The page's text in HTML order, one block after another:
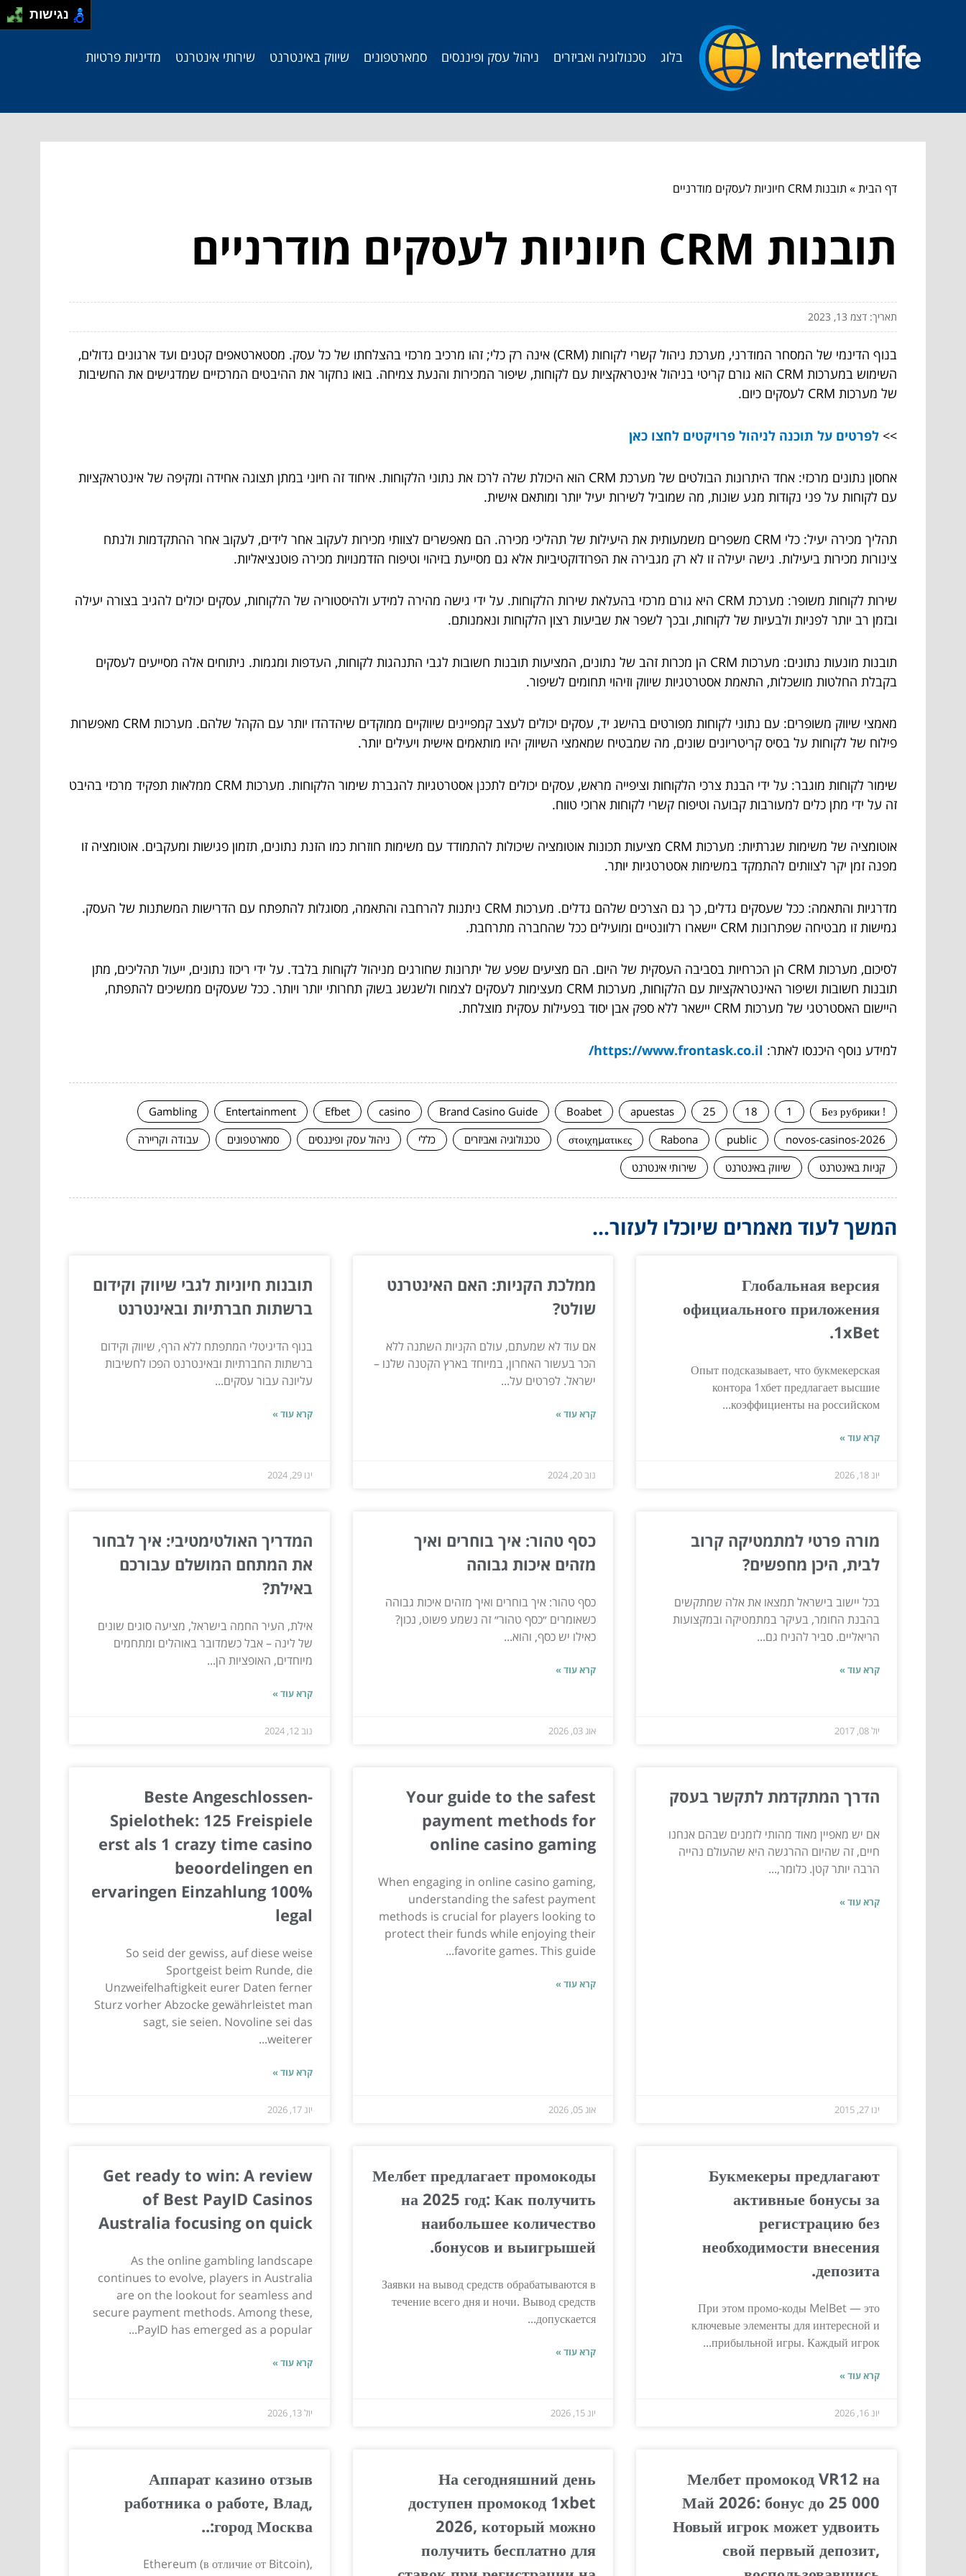
בלוג טכנולוגיה ואביזרים ניהול עסק ופיננסים סמארטפונים שיווק באינטרנט שירותי אינטרנט מדיניות פרטיות
דף הבית» תובנות CRM חיוניות לעסקים מודרניים
תובנות CRM חיוניות לעסקים מודרניים
תאריך: דצמ 13, 2023
בנוף הדינמי של המסחר המודרני, מערכת ניהול קשרי לקוחות (CRM) אינה רק כלי; זהו מרכיב מרכזי בהצלחתו של כל עסק. מסטארטאפים קטנים ועד ארגונים גדולים,
השימוש במערכות CRM הוא גורם קריטי בניהול אינטראקציות עם לקוחות, שיפור המכירות והנעת צמיחה. בואו נחקור את ההיבטים המרכזיים שמדגישים את החשיבות
של מערכות CRM לעסקים כיום.
>> לפרטים על תוכנה לניהול פרויקטים לחצו כאן
אחסון נתונים מרכזי: אחד היתרונות הבולטים של מערכת CRM הוא היכולת שלה לרכז את נתוני הלקוחות. איחוד זה חיוני במתן תצוגה אחידה ומקיפה של אינטראקציות
עם לקוחות על פני נקודות מגע שונות, מה שמוביל לשירות יעיל יותר ומותאם אישית.
תהליך מכירה יעיל: כלי CRM משפרים משמעותית את היעילות של תהליכי מכירה. הם מאפשרים לצוותי מכירות לעקוב אחר לידים, לעקוב אחר ההתקדמות ולנתח
צינורות מכירות ביעילות. גישה יעילה זו לא רק מגבירה את הפרודוקטיביות אלא גם מסייעת בזיהוי וטיפוח הזדמנויות מכירה פוטנציאליות.
שירות לקוחות משופר: מערכת CRM היא גורם מרכזי בהעלאת שירות הלקוחות. על ידי גישה מהירה למידע ולהיסטוריה של הלקוחות, עסקים יכולים להגיב בצורה יעילה
ובזמן רב יותר לפניות ולבעיות של לקוחות, ובכך לשפר את שביעות רצון הלקוחות ונאמנותם.
תובנות מונעות נתונים: מערכות CRM הן מכרות זהב של נתונים, המציעות תובנות חשובות לגבי התנהגות לקוחות, העדפות ומגמות. ניתוחים אלה מסייעים לעסקים
בקבלת החלטות מושכלות, התאמת אסטרטגיות שיווק וזיהוי תחומים לשיפור.
מאמצי שיווק משופרים: עם נתוני לקוחות מפורטים בהישג יד, עסקים יכולים לעצב קמפיינים שיווקיים ממוקדים שיהדהדו יותר עם הקהל שלהם. מערכות CRM מאפשרות
פילוח של לקוחות על בסיס קריטריונים שונים, מה שמבטיח שמאמצי השיווק יהיו מותאמים אישית ויעילים יותר.
שימור לקוחות מוגבר: על ידי הבנת צרכי הלקוחות וציפייה מראש, עסקים יכולים לתכנן אסטרטגיות להגברת שימור הלקוחות. מערכות CRM ממלאות תפקיד מרכזי בהיבט
זה על ידי מתן כלים למעורבות קבועה וטיפוח קשרי לקוחות ארוכי טווח.
אוטומציה של משימות שגרתיות: מערכות CRM מציעות תכונות אוטומציה שיכולות להתמודד עם משימות חוזרות כמו הזנת נתונים, תזמון פגישות ומעקבים. אוטומציה זו
מפנה זמן יקר לצוותים להתמקד במשימות אסטרטגיות יותר.
מדרגיות והתאמה: ככל שעסקים גדלים, כך גם הצרכים שלהם גדלים. מערכות CRM ניתנות להרחבה והתאמה, מסוגלות להתפתח עם הדרישות המשתנות של העסק.
גמישות זו מבטיחה שפתרונות CRM יישארו רלוונטיים ומועילים ככל שהחברה מתרחבת.
לסיכום, מערכות CRM הן הכרחיות בסביבה העסקית של היום. הם מציעים שפע של יתרונות שחורגים מניהול לקוחות בלבד. על ידי ריכוז נתונים, ייעול תהליכים, מתן
תובנות חשובות ושיפור האינטראקציות עם הלקוחות, מערכות CRM מעצימות לעסקים לצמוח ולשגשג בשוק תחרותי יותר ויותר. ככל שעסקים ממשיכים להתפתח,
היישום האסטרטגי של מערכות CRM יישאר ללא ספק אבן יסוד בפעילות עסקית מוצלחת.
למידע נוסף היכנסו לאתר: https://www.frontask.co.il/
! Без рубрики
1
18
25
apuestas
Boabet
Brand Casino Guide
casino
Efbet
Entertainment
Gambling
novos-casinos-2026
public
Rabona
στοιχηματικες טכנולוגיה ואביזרים כללי ניהול עסק ופיננסים סמארטפונים
עבודה וקריירה
קניות באינטרנט
שיווק באינטרנט שירותי אינטרנט
המשך לעוד מאמרים שיוכלו לעזור...
Глобальная версия
официального приложения
1xBet.
Опыт подсказывает, что букмекерская
контора 1хбет предлагает высшие
коэффициенты на российском...
קרא עוד »
יונ 18, 2026
ממלכת הקניות: האם האינטרנט
שולט?
אם עוד לא שמעתם, עולם הקניות השתנה ללא
הכר בעשור האחרון, במיוחד בארץ הקטנה שלנו –
ישראל. לפרטים על...
קרא עוד »
נוב 20, 2024
תובנות חיוניות לגבי שיווק וקידום
ברשתות חברתיות ובאינטרנט
בנוף הדיגיטלי המתפתח ללא הרף, שיווק וקידום
ברשתות החברתיות ובאינטרנט הפכו לחשיבות
עליונה עבור עסקים...
קרא עוד »
ינו 29, 2024
מורה פרטי למתמטיקה קרוב
לבית, היכן מחפשים?
בכל יישוב בישראל תמצאו את אלה שמתקשים
בהבנת החומר, בעיקר במתמטיקה ובמקצועות
הריאליים. סביר להניח גם...
קרא עוד »
יול 08, 2017
כסף טהור: איך בוחרים ואיך
מזהים איכות גבוהה
כסף טהור: איך בוחרים ואיך מזהים איכות גבוהה
כשאומרים ״כסף טהור״ זה נשמע פשוט, נכון?
כאילו יש כסף, והוא...
קרא עוד »
אוג 03, 2026
המדריך האולטימטיבי: איך לבחור
את המתחם המושלם עבורכם
באילת?
אילת, העיר החמה בישראל, מציעה סוגים שונים
של לינה – אבל כשמדובר באוהלים ומתחמים
מיוחדים, האופציות הן...
קרא עוד »
נוב 12, 2024
הדרך המתקדמת לתקשר בעסק
אם יש מאפיין מאוד מהותי לזמנים שבהם אנחנו
חיים, זה שהיום ההרגשה היא שהעולם נהייה
הרבה יותר קטן. כלומר,...
קרא עוד »
ינו 27, 2015
Your guide to the safest
payment methods for
online casino gaming
When engaging in online casino gaming,
understanding the safest payment
methods is crucial for players looking to
protect their funds while enjoying their
favorite games. This guide...
קרא עוד »
אוג 05, 2026
Beste Angeschlossen-
Spielothek: 125 Freispiele
erst als 1 crazy time casino
beoordelingen en
ervaringen Einzahlung 100%
legal
So seid der gewiss, auf diese weise
Sportgeist beim Runde, die
Unzweifelhaftigkeit eurer Daten ferner
Sturz vorher Abzocke gewährleistet man
sagt, sie seien. Novoline sei das
weiterer...
קרא עוד »
יונ 17, 2026
Букмекеры предлагают
активные бонусы за
регистрацию без
необходимости внесения
депозита.
При этом промо-коды MelBet — это
ключевые элементы для интересной и
прибыльной игры. Каждый игрок...
קרא עוד »
יונ 16, 2026
Мелбет предлагает промокоды
на 2025 год: Как получить
наибольшее количество
бонусов и выигрышей.
Заявки на вывод средств обрабатываются в
течение всего дня и ночи. Вывод средств
допускается...
קרא עוד »
יונ 15, 2026
Get ready to win: A review
of Best PayID Casinos
Australia focusing on quick
As the online gambling landscape
continues to evolve, players in Australia
are on the lookout for seamless and
secure payment methods. Among these,
PayID has emerged as a popular...
קרא עוד »
יול 13, 2026
Мелбет промокод VR12 на
Май 2026: бонус до 25 000
Новый игрок может удвоить
свой первый депозит,
На сегодняшний день
доступен промокод 1xbet
2026, который можно
получить бесплатно для
Аппарат казино отзыв
работника о работе, Влад,
город Москва:..
Ethereum (в отличие от Bitcoin),
נגישות